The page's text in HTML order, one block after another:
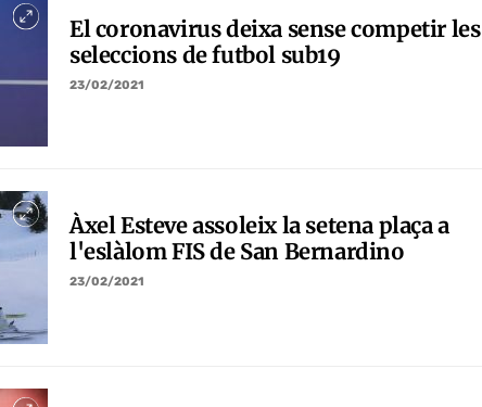
El coronavirus deixa sense competir les
seleccions de futbol sub19
23/02/2021
Àxel Esteve assoleix la setena plaça a
l'eslàlom FIS de San Bernardino
23/02/2021